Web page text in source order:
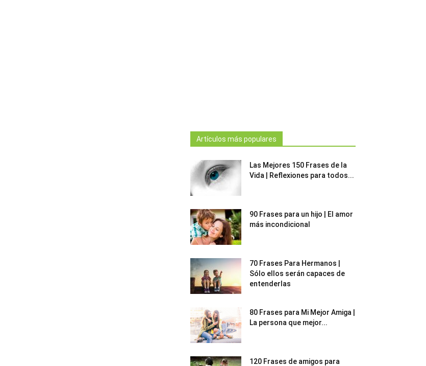
Artículos más populares
Las Mejores 150 Frases de la
Vida | Reflexiones para todos...
90 Frases para un hijo | El amor
más incondicional
70 Frases Para Hermanos |
Sólo ellos serán capaces de
entenderlas
80 Frases para Mi Mejor Amiga |
La persona que mejor...
120 Frases de amigos para